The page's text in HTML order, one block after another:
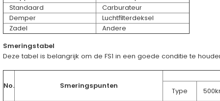
Standaard
Carburateur
Demper
Luchtfilterdeksel
Zadel
Andere
Smeringstabel
Deze tabel is belangrijk om de FS1 in een goede conditie te
No. Smeringspunten
Type